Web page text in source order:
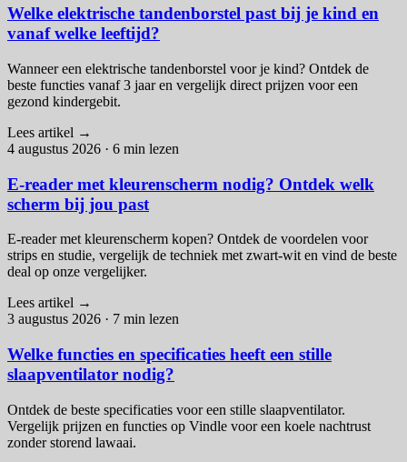
Welke elektrische tandenborstel past bij je kind en
vanaf welke leeftijd?
Wanneer een elektrische tandenborstel voor je kind? Ontdek de
beste functies vanaf 3 jaar en vergelijk direct prijzen voor een
gezond kindergebit.
Lees artikel →
4 augustus 2026 · 6 min lezen
E-reader met kleurenscherm nodig? Ontdek welk
scherm bij jou past
E-reader met kleurenscherm kopen? Ontdek de voordelen voor
strips en studie, vergelijk de techniek met zwart-wit en vind de beste
deal op onze vergelijker.
Lees artikel →
3 augustus 2026 · 7 min lezen
Welke functies en specificaties heeft een stille
slaapventilator nodig?
Ontdek de beste specificaties voor een stille slaapventilator.
Vergelijk prijzen en functies op Vindle voor een koele nachtrust
zonder storend lawaai.